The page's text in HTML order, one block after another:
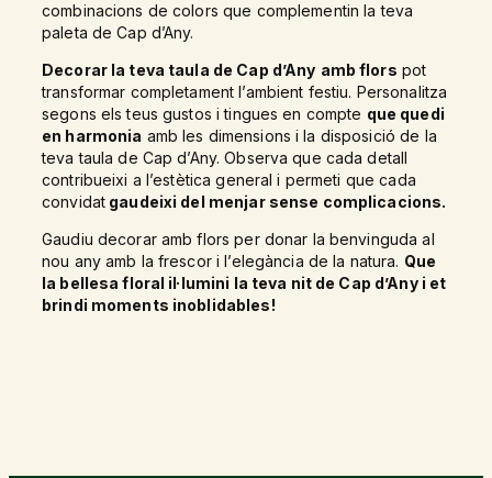
combinacions de colors que complementin la teva
paleta de Cap d’Any.
Decorar la teva taula de Cap d’Any amb flors pot
transformar completament l’ambient festiu. Personalitza
segons els teus gustos i tingues en compte que quedi
en harmonia amb les dimensions i la disposició de la
teva taula de Cap d’Any. Observa que cada detall
contribueixi a l’estètica general i permeti que cada
convidat gaudeixi del menjar sense complicacions.
Gaudiu decorar amb flors per donar la benvinguda al
nou any amb la frescor i l’elegància de la natura. Que
la bellesa floral il·lumini la teva nit de Cap d’Any i et
brindi moments inoblidables!